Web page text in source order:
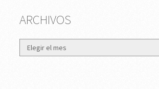
ARCHIVOS
Archivos